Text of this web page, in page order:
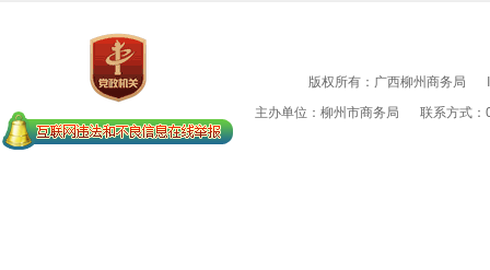
版权所有：广西柳州商务局
主办单位：柳州市商务局
联系方式